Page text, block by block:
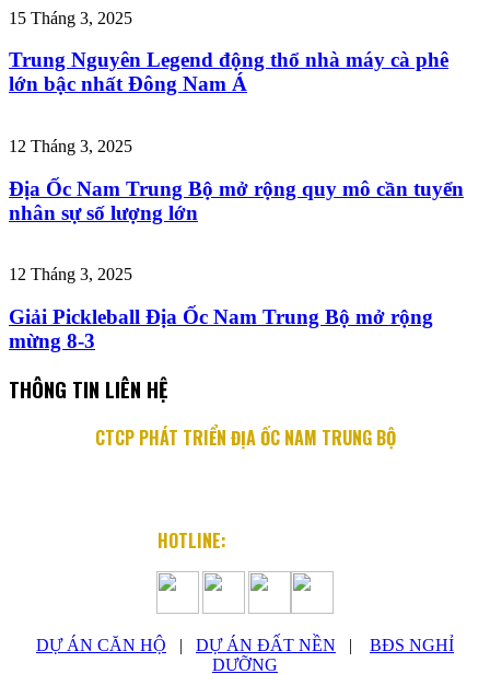
15 Tháng 3, 2025
Trung Nguyên Legend động thổ nhà máy cà phê
lớn bậc nhất Đông Nam Á
12 Tháng 3, 2025
Địa Ốc Nam Trung Bộ mở rộng quy mô cần tuyển
nhân sự số lượng lớn
12 Tháng 3, 2025
Giải Pickleball Địa Ốc Nam Trung Bộ mở rộng
mừng 8-3
THÔNG TIN LIÊN HỆ
CTCP PHÁT TRIỂN ĐỊA ỐC NAM TRUNG BỘ
HOTLINE:
DỰ ÁN CĂN HỘ | DỰ ÁN ĐẤT NỀN | BĐS NGHỈ
DƯỠNG